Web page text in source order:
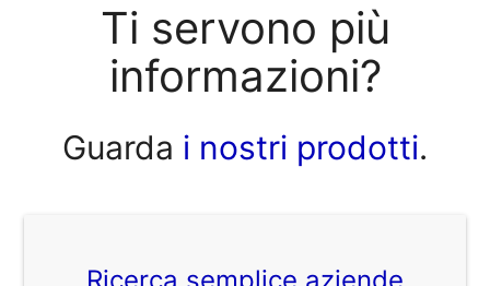
Ti servono più
informazioni?
Guarda i nostri prodotti.